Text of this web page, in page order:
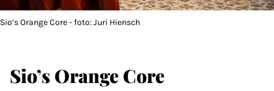
Sio’s Orange Core - foto: Juri Hiensch
Sio’s Orange Core